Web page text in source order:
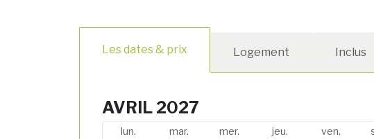
Les dates & prix Logement Inclus
AVRIL 2027
lun. mar. mer. jeu. ven.